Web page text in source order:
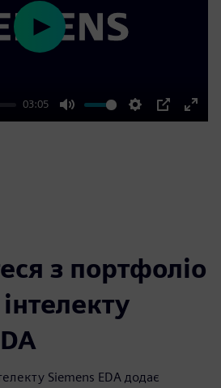
03:05
Mute Settings
PIP
Enter
Play
з портфоліо
Siemens EDA додає